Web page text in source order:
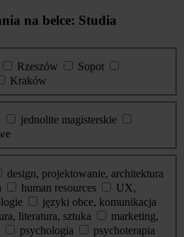
na belce: Studia
Rzeszów
Sopot
Kraków
jednolite magisterskie
design, projektowanie, architektura
human resources
UX,
języki obce, komunikacja
literatura, sztuka
marketing,
psychologia
psychoterapia